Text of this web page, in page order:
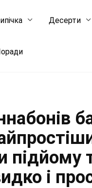
Десерти
підйому
і